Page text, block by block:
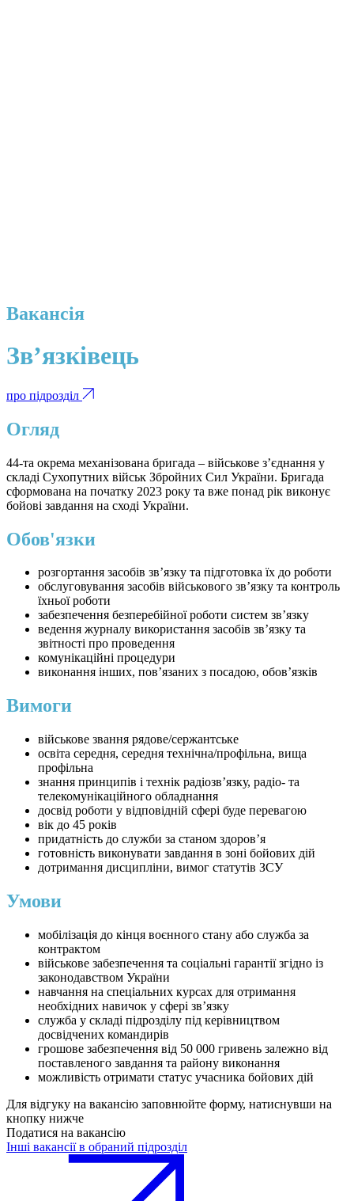
Вакансія
Зв’язківець
про підрозділ
Огляд
44-та окрема механізована бригада – військове з’єднання у
складі Сухопутних військ Збройних Сил України. Бригада
сформована на початку 2023 року та вже понад рік виконує
бойові завдання на сході України.
Обов'язки
розгортання засобів зв’язку та підготовка їх до роботи
обслуговування засобів військового зв’язку та контроль
їхньої роботи
забезпечення безперебійної роботи систем зв’язку
ведення журналу використання засобів зв’язку та
звітності про проведення
комунікаційні процедури
виконання інших, пов’язаних з посадою, обов’язків
Вимоги
військове звання рядове/сержантське
освіта середня, середня технічна/профільна, вища
профільна
знання принципів і технік радіозв’язку, радіо- та
телекомунікаційного обладнання
досвід роботи у відповідній сфері буде перевагою
вік до 45 років
придатність до служби за станом здоров’я
готовність виконувати завдання в зоні бойових дій
дотримання дисципліни, вимог статутів ЗСУ
Умови
мобілізація до кінця воєнного стану або служба за
контрактом
військове забезпечення та соціальні гарантії згідно із
законодавством України
навчання на спеціальних курсах для отримання
необхідних навичок у сфері зв’язку
служба у складі підрозділу під керівництвом
досвідчених командирів
грошове забезпечення від 50 000 гривень залежно від
поставленого завдання та району виконання
можливість отримати статус учасника бойових дій
Для відгуку на вакансію заповнюйте форму, натиснувши на
кнопку нижче
Податися на вакансію
Інші вакансії в обраний підрозділ